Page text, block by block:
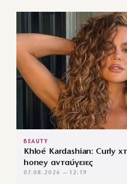
BEAUTY
Khloé Kardashian: Curly
honey ανταύγειες
07.08.2026 — 12:19